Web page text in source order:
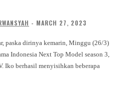
- MARCH 27, 2023
paska dirinya kemarin, Minggu (26/3)
Indonesia Next Top Model season 3,